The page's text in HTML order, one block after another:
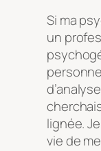
Si ma
un
lignée.
vie de